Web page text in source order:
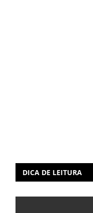
DICA DE LEITURA